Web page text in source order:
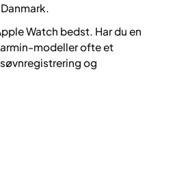
Watch bedst. Har du en
modeller ofte et
og